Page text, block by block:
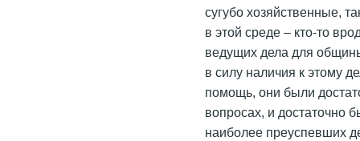
сугубо хозяйственные,
в этой среде – кто-то
ведущих дела для
в силу наличия к этому
помощь, они были
вопросах, и достаточно
наиболее преуспевших